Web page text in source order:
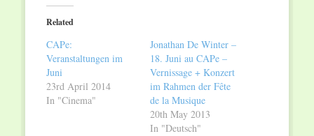
(Opens
in
new
Related
CAPe:
Veranstaltungen im
Juni
23rd April 2014
In "Cinema"
Jonathan De Winter –
18. Juni au CAPe –
Vernissage + Konzert
im Rahmen der Fête
de la Musique
20th May 2013
In "Deutsch"